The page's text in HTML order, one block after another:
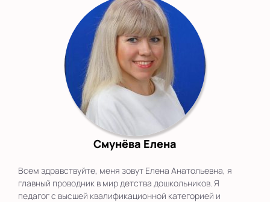
Смунёва Елена
Всем здравствуйте, меня зовут Елена Анатольевна, я
главный проводник в мир детства дошкольников. Я
педагог с высшей квалификационной категорией и